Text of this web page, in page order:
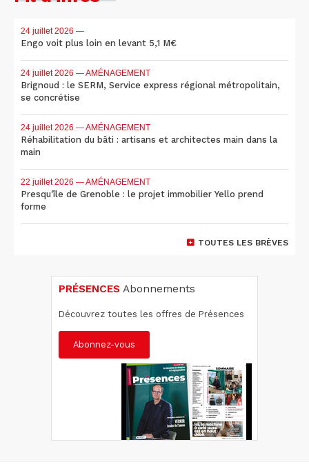
24 juillet 2026 —
Engo voit plus loin en levant 5,1 M€
24 juillet 2026 — AMÉNAGEMENT
Brignoud : le SERM, Service express régional métropolitain,
se concrétise
24 juillet 2026 — AMÉNAGEMENT
Réhabilitation du bâti : artisans et architectes main dans la
main
22 juillet 2026 — AMÉNAGEMENT
Presqu'île de Grenoble : le projet immobilier Yello prend
forme
TOUTES LES BRÈVES
PRÉSENCES Abonnements
Découvrez toutes les offres de Présences
Abonnez-vous